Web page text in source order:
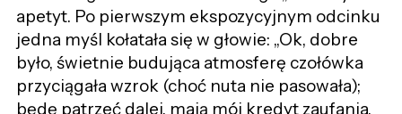
apetyt. Po pierwszym ekspozycyjnym odcinku
jedna myśl kołatała się w głowie: „Ok, dobre
było, świetnie budująca atmosferę czołówka
przyciągała wzrok (choć nuta nie pasowała);
będę patrzeć dalej, mają mój kredyt zaufania,